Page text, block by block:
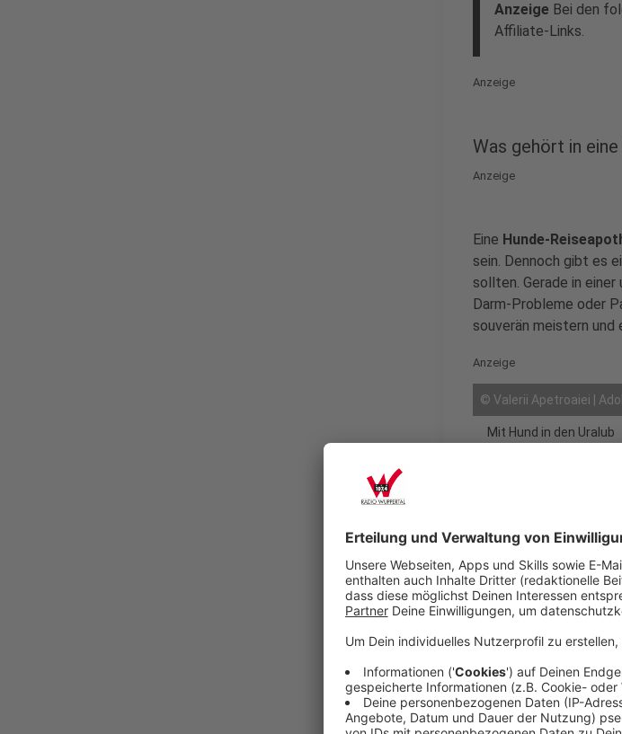
Anzeige Bei den
Affiliate-Links.
Anzeige
Was gehört in
Anzeige
Eine Hunde-
sein. Dennoch gibt es
sollten. Gerade in
Darm-Probleme oder
souverän meistern und
Anzeige
© Valerii Apetroaiei |
Mit Hund in den Uralub
Wer nicht alle
Erste-Hilfe-Set (
Verbandsmaterial
Anzeige